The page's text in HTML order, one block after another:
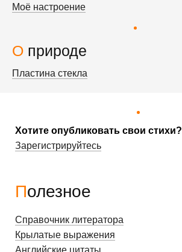
Хотите опубликовать свои стихи?
Зарегистрируйтесь
Моё настроение
О природе
Пластина стекла
Полезное
Справочник литератора
Крылатые выражения
Английские цитаты